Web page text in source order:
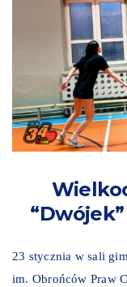
23 stycznia w sali
im. Obrońców Praw